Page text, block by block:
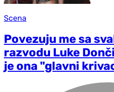
Scena
Povezuju me sa
razvodu Luke
je ona "glavni